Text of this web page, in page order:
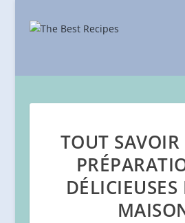
TOUT SAVOIR
DÉLICIEUSES